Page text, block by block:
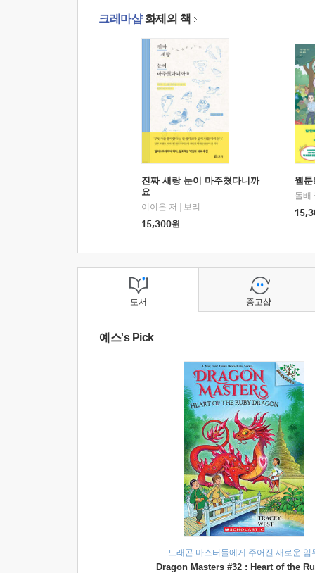
크레마샵화제의 책
진짜 새랑 눈이 마주쳤다니까
요
이이은 저
보리
15,300원
웹
돌배
도서
예스's Pick
드래곤 마스터들에게 주어진 새로운 임
중고샵